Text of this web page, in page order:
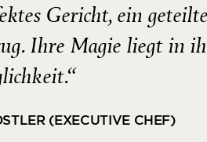
Gericht, ein
Ihre Magie liegt in
(EXECUTIVE CHEF)